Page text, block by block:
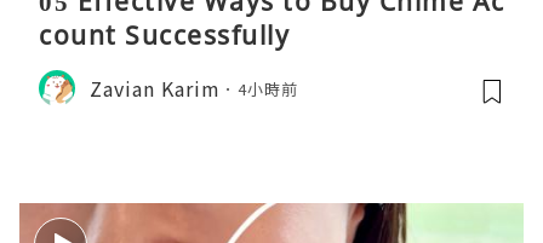
count Successfully
Zavian Karim 4小時前